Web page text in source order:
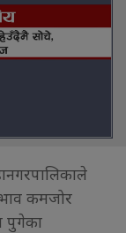
कमजोर
पुगेका